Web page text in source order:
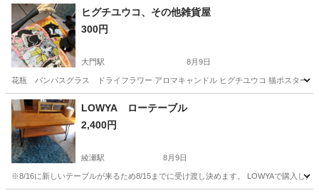
ヒグチユウコ、その他雑貨屋
300円
大門駅 8月9日
花瓶 パンパスグラス ドライフラワー アロマキャンドル ヒグチユウコ 猫ポスター
東京 港区
LOWYA ローテーブル
2,400円
綾瀬駅 8月9日
※8/16に新しいテーブルが来るため8/15までに受け渡し決めます。 LOWYAで購入し